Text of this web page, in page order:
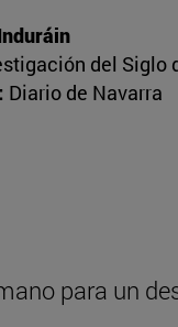
del Siglo
Diario de Navarra
para un